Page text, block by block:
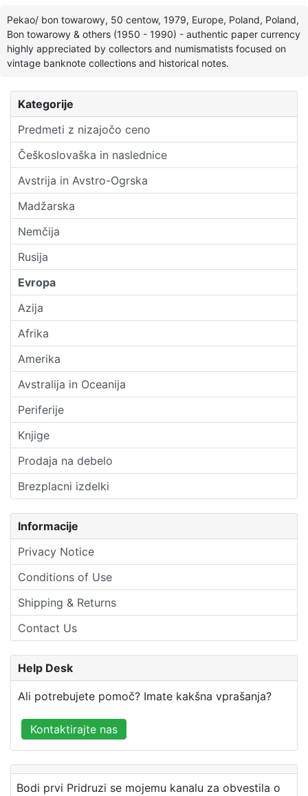
Kategorije
Predmeti z nizajočo ceno
Češkoslovaška in naslednice
Avstrija in Avstro-Ogrska
Madžarska
Nemčija
Rusija
Evropa
Azija
Afrika
Amerika
Avstralija in Oceanija
Periferije
Knjige
Prodaja na debelo
Brezplacni izdelki
Informacije
Privacy Notice
Conditions of Use
Shipping & Returns
Contact Us
Pekao/ bon towarowy, 50 centow, 1979, Europe, Poland, Poland,
Bon towarowy & others (1950 - 1990) - authentic paper currency
highly appreciated by collectors and numismatists focused on
vintage banknote collections and historical notes.
Help Desk
Ali potrebujete pomoč? Imate kakšna vprašanja?
Kontaktirajte nas
Bodi prvi Pridruzi se mojemu kanalu za obvestila o